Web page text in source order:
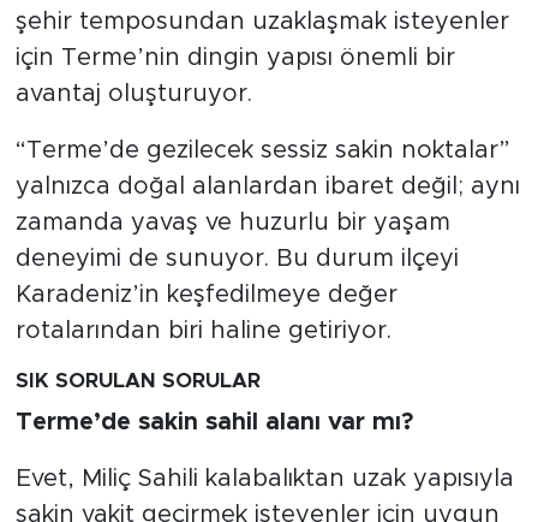
şehir temposundan uzaklaşmak isteyenler
için Terme’nin dingin yapısı önemli bir
avantaj oluşturuyor.
“Terme’de gezilecek sessiz sakin noktalar”
yalnızca doğal alanlardan ibaret değil; aynı
zamanda yavaş ve huzurlu bir yaşam
deneyimi de sunuyor. Bu durum ilçeyi
Karadeniz’in keşfedilmeye değer
rotalarından biri haline getiriyor.
SIK SORULAN SORULAR
Terme’de sakin sahil alanı var mı?
Evet, Miliç Sahili kalabalıktan uzak yapısıyla
sakin vakit geçirmek isteyenler için uygun